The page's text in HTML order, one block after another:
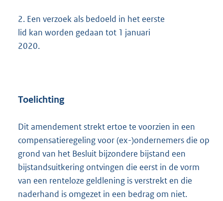
2. Een verzoek als bedoeld in het eerste
lid kan worden gedaan tot 1 januari
2020.
Toelichting
Dit amendement strekt ertoe te voorzien in een
compensatieregeling voor (ex-)ondernemers die op
grond van het Besluit bijzondere bijstand een
bijstandsuitkering ontvingen die eerst in de vorm
van een renteloze geldlening is verstrekt en die
naderhand is omgezet in een bedrag om niet.